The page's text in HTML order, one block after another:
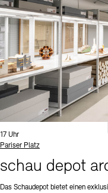
Uhrzeit:
17 Uhr
Standort
Pariser Platz
schau depot
Das Schaudepot bietet einen